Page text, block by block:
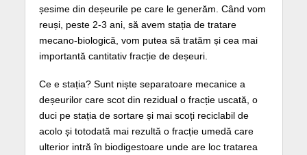
șesime din deșeurile pe care le generăm. Când vom
reuși, peste 2-3 ani, să avem stația de tratare
mecano-biologică, vom putea să tratăm și cea mai
importantă cantitativ fracție de deșeuri.
Ce e stația? Sunt niște separatoare mecanice a
deșeurilor care scot din rezidual o fracție uscată, o
duci pe stația de sortare și mai scoți reciclabil de
acolo și totodată mai rezultă o fracție umedă care
ulterior intră în biodigestoare unde are loc tratarea